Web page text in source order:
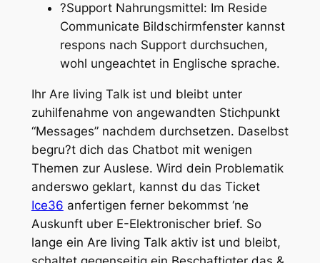
?Support Nahrungsmittel: Im Reside
Communicate Bildschirmfenster kannst
respons nach Support durchsuchen,
wohl ungeachtet in Englische sprache.
Ihr Are living Talk ist und bleibt unter
zuhilfenahme von angewandten Stichpunkt
“Messages” nachdem durchsetzen. Daselbst
begru?t dich das Chatbot mit wenigen
Themen zur Auslese. Wird dein Problematik
anderswo geklart, kannst du das Ticket
Ice36 anfertigen ferner bekommst ‘ne
Auskunft uber E-Elektronischer brief. So
lange ein Are living Talk aktiv ist und bleibt,